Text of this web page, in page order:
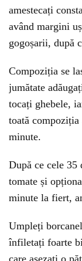
amestecați
având margini
gogoșarii, după
Compoziția se
jumătate
tocați ghebele,
toată
minute.
După ce cele 35
tomate și
minute la fiert,
Umpleți
înfiletați foarte
care așezați o